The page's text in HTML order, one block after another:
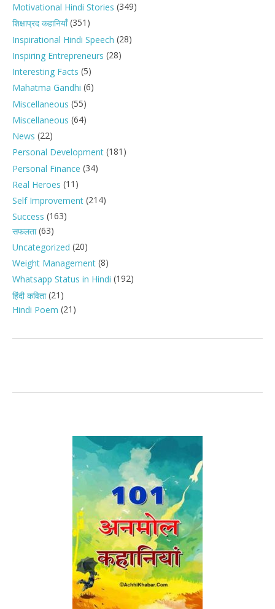
Motivational Hindi Stories (349)
शिक्षाप्रद कहानियाँ(351)
Inspirational Hindi Speech (28)
Inspiring Entrepreneurs (28)
Interesting Facts (5)
Mahatma Gandhi (6)
Miscellaneous (55)
Miscellaneous (64)
News (22)
Personal Development (181)
Personal Finance (34)
Real Heroes (11)
Self Improvement (214)
Success (163)
सफलता(63)
Uncategorized (20)
Weight Management (8)
Whatsapp Status in Hindi (192)
हिंदी कविता(21)
Hindi Poem (21)